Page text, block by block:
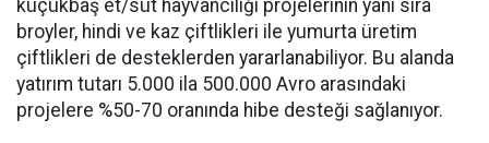
küçükbaş et/süt hayvancılığı projelerinin yanı sıra
broyler, hindi ve kaz çiftlikleri ile yumurta üretim
çiftlikleri de desteklerden yararlanabiliyor. Bu alanda
yatırım tutarı 5.000 ila 500.000 Avro arasındaki
projelere %50-70 oranında hibe desteği sağlanıyor.